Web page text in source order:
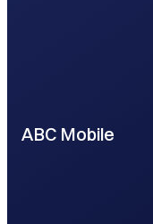
ABC Mobile